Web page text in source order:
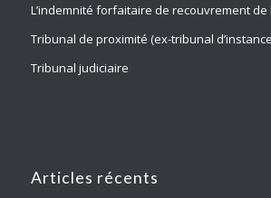
L’indemnité forfaitaire de recouvrement de
Tribunal de proximité (ex-tribunal
Tribunal judiciaire
Articles récents